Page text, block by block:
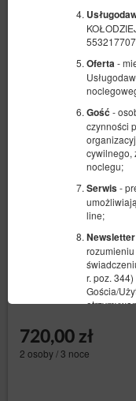
Oferta -
Gość -
czynności
cywilnego,
noclegu;
Serwis -
line;
Newsletter
r. poz.
Gościa/
Konto
oraz w
umów, z
Pokój 2-
Dostępna liczba: 1
pow.
1 łóżko podwójne
720,00 zł
2 osoby / 3 noce